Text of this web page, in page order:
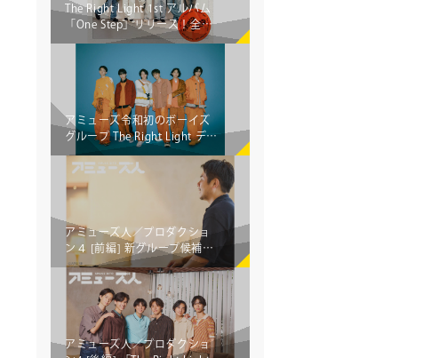
アミューズのソリューション
The Right Light 1st アルバム
「One Step」リリース！全国7
カ所を巡る 初のライブツアー
アミューズ令和初のボーイズ
グループ The Right Light デビ
ュー決定！
アミューズ人／プロダクショ
ン４ [前編] 新グループ候補生
オーディション「Brightオーデ
ィション2025」開催！―The
Right Light に込めた覚悟と希
アミューズ人／プロダクショ